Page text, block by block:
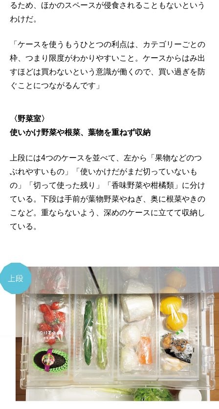
るため、ほかのスペースが侵食されることもないという
わけだ。
「ケースを使うもうひとつの利点は、カテゴリーごとの
枠、つまり限度がわかりやすいこと。ケースからはみ出
すほどは買わないという意識が働くので、買い過ぎを防
ぐことにつながるんです」
〈野菜室〉
使いかけ野菜や根菜、葉物を重ねず収納
上段には4つのケースを並べて、左から「果物などのつ
ぶれやすいもの」「使いかけだがまだ切っていないも
の」「切って使った残り」「香味野菜や柑橘類」に分け
ている。下段は手前が葉物野菜やねぎ、奥に根菜やきの
こなど。重ならないよう、深めのケースに立てて収納し
ている。